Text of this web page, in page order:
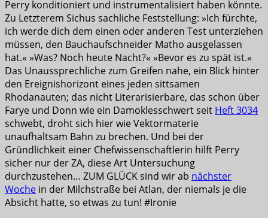
Perry konditioniert und instrumentalisiert haben könnte.
Zu Letzterem Sichus sachliche Feststellung: »Ich fürchte,
ich werde dich dem einen oder anderen Test unterziehen
müssen, den Bauchaufschneider Matho ausgelassen
hat.« »Was? Noch heute Nacht?« »Bevor es zu spät ist.«
Das Unaussprechliche zum Greifen nahe, ein Blick hinter
den Ereignishorizont eines jeden sittsamen
Rhodanauten; das nicht Literarisierbare, das schon über
Farye und Donn wie ein Damoklesschwert seit Heft 3034
schwebt, droht sich hier wie Vektormaterie
unaufhaltsam Bahn zu brechen. Und bei der
Gründlichkeit einer Chefwissenschaftlerin hilft Perry
sicher nur der ZA, diese Art Untersuchung
durchzustehen… ZUM GLÜCK sind wir ab nächster
Woche in der Milchstraße bei Atlan, der niemals je die
Absicht hatte, so etwas zu tun! #Ironie